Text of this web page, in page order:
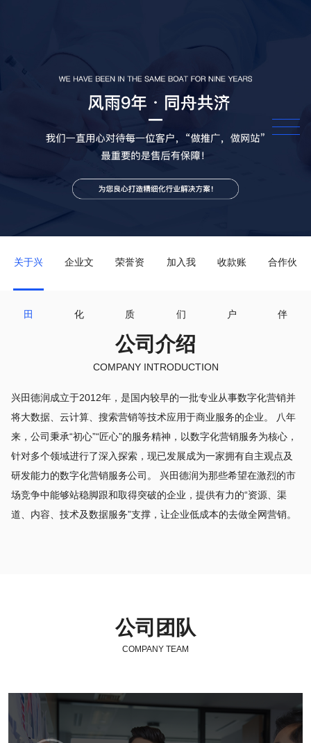
关于兴
田
企业文
化
荣誉资
质
加入我
们
收款账
户
合作伙
伴
公司介绍
COMPANY INTRODUCTION
兴田德润成立于2012年，是国内较早的一批专业从事数字化营销并
将大数据、云计算、搜索营销等技术应用于商业服务的企业。 八年
来，公司秉承“初心”“匠心”的服务精神，以数字化营销服务为核心，
针对多个领域进行了深入探索，现已发展成为一家拥有自主观点及
研发能力的数字化营销服务公司。 兴田德润为那些希望在激烈的市
场竞争中能够站稳脚跟和取得突破的企业，提供有力的“资源、渠
道、内容、技术及数据服务”支撑，让企业低成本的去做全网营销。
公司团队
COMPANY TEAM